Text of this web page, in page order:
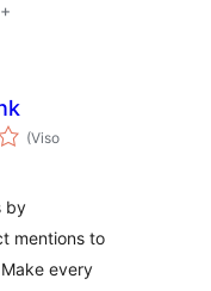
(Viso
by
mentions to
every